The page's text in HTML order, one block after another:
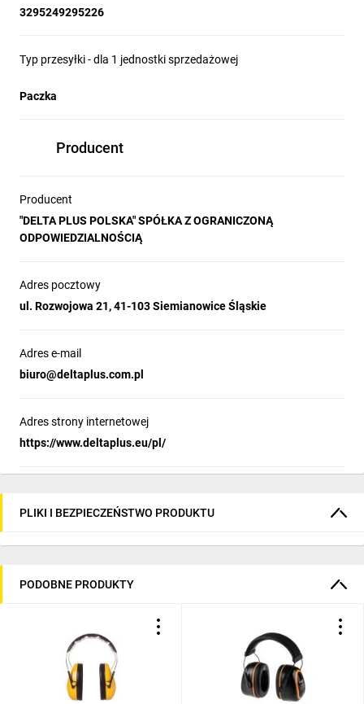
3295249295226
Typ przesyłki - dla 1 jednostki sprzedażowej
Paczka
Producent
Producent
"DELTA PLUS POLSKA" SPÓŁKA Z OGRANICZONĄ
ODPOWIEDZIALNOŚCIĄ
Adres pocztowy
ul. Rozwojowa 21, 41-103 Siemianowice Śląskie
Adres e-mail
biuro@deltaplus.com.pl
Adres strony internetowej
https://www.deltaplus.eu/pl/
PLIKI I BEZPIECZEŃSTWO PRODUKTU
PODOBNE PRODUKTY